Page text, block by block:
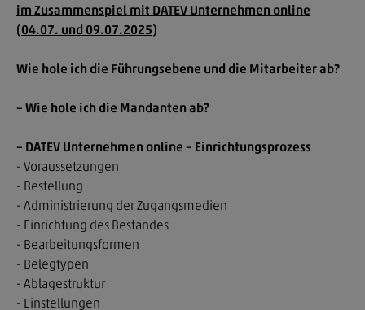
Der Verband
Mitgliedschaft
im Zusammenspiel mit DATEV Unternehmen online
(04.07. und 09.07.2025)
Wie hole ich die Führungsebene und die Mitarbeiter ab?
– Wie hole ich die Mandanten ab?
– DATEV Unternehmen online – Einrichtungsprozess
- Voraussetzungen
- Bestellung
- Administrierung der Zugangsmedien
- Einrichtung des Bestandes
- Bearbeitungsformen
- Belegtypen
- Ablagestruktur
- Einstellungen